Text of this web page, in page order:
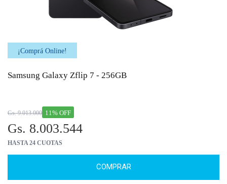
¡Comprá Online!
Samsung Galaxy Zflip 7 - 256GB
11% OFF
Gs. 9.013.000
Gs. 8.003.544
HASTA 24 CUOTAS
COMPRAR